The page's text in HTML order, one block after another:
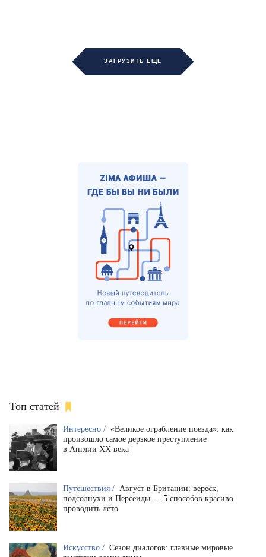
ЗАГРУЗИТЬ ЕЩЁ
Топ статей
Интересно / «Великое ограбление поезда»: как
произошло самое дерзкое преступление
в Англии XX века
Путешествия / Август в Британии: вереск,
подсолнухи и Персеиды — 5 способов красиво
проводить лето
Искусство / Сезон диалогов: главные мировые